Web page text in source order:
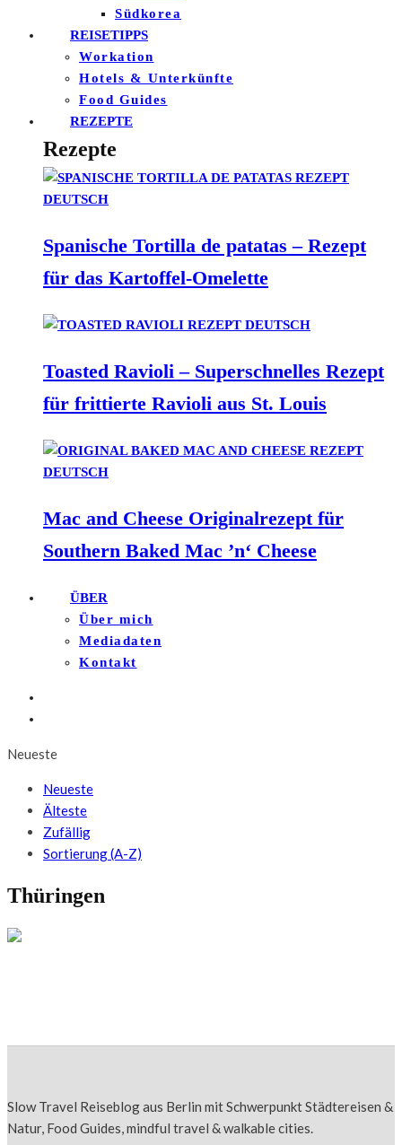
Südkorea
REISETIPPS
Workation
Hotels & Unterkünfte
Food Guides
REZEPTE
Rezepte
Spanische Tortilla de patatas – Rezept
für das Kartoffel-Omelette
Toasted Ravioli – Superschnelles Rezept
für frittierte Ravioli aus St. Louis
Mac and Cheese Originalrezept für
Southern Baked Mac ’n‘ Cheese
ÜBER
Über mich
Mediadaten
Kontakt
Neueste
Neueste
Älteste
Zufällig
Sortierung (A-Z)
Thüringen
Slow Travel Reiseblog aus Berlin mit Schwerpunkt Städtereisen &
Natur, Food Guides, mindful travel & walkable cities.